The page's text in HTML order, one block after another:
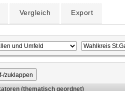
Vergleich Export
zuklappen
(thematisch geordnet)